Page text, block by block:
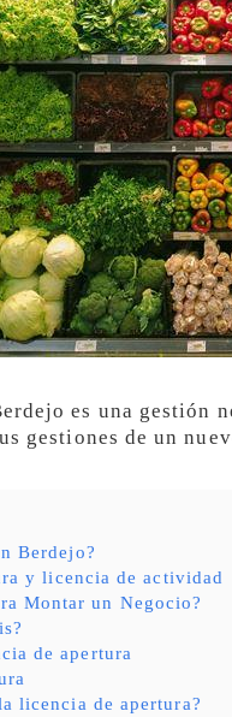
es una gestión
gestiones de un
Berdejo?
y licencia de actividad
Montar un Negocio?
de apertura
licencia de apertura?